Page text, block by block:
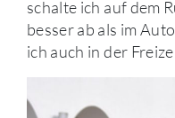
schalte ich auf dem
besser ab als im
ich auch in der